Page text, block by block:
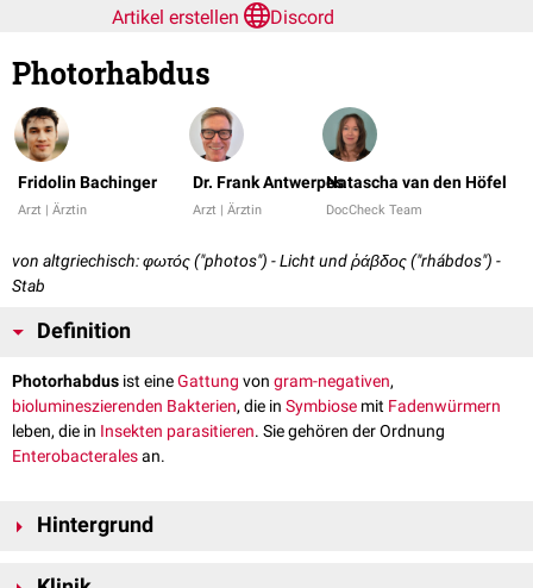
Artikel erstellen
Discord
Photorhabdus
Fridolin Bachinger
Arzt | Ärztin
Dr. Frank Antwerpes
Arzt | Ärztin
Natascha van den Höfel
DocCheck Team
von altgriechisch: φωτός ("photos") - Licht und ῥάβδος ("rhábdos") -
Stab
Definition
Photorhabdus ist eineGattung von gram-negativen,
biolumineszierenden Bakterien, die in Symbiose mit Fadenwürmern
leben, die in Insekten parasitieren. Sie gehören der Ordnung
Enterobacteralesan.
Hintergrund